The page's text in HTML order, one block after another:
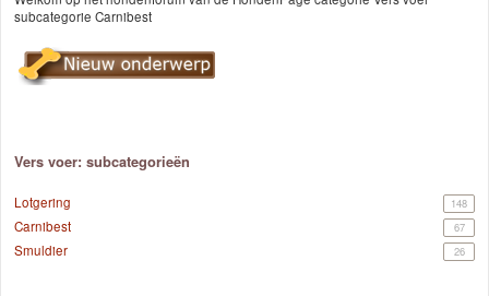
subcategorie Carnibest
Vers voer: subcategorieën
148
Lotgering
67
Carnibest
26
Smuldier